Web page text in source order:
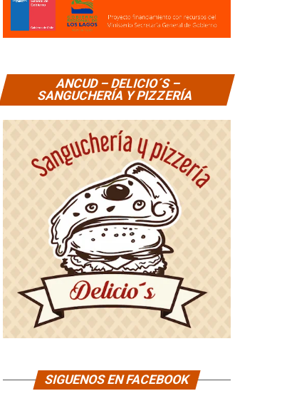
ANCUD – DELICIO´S –
SANGUCHERÍA Y PIZZERÍA
SIGUENOS EN FACEBOOK